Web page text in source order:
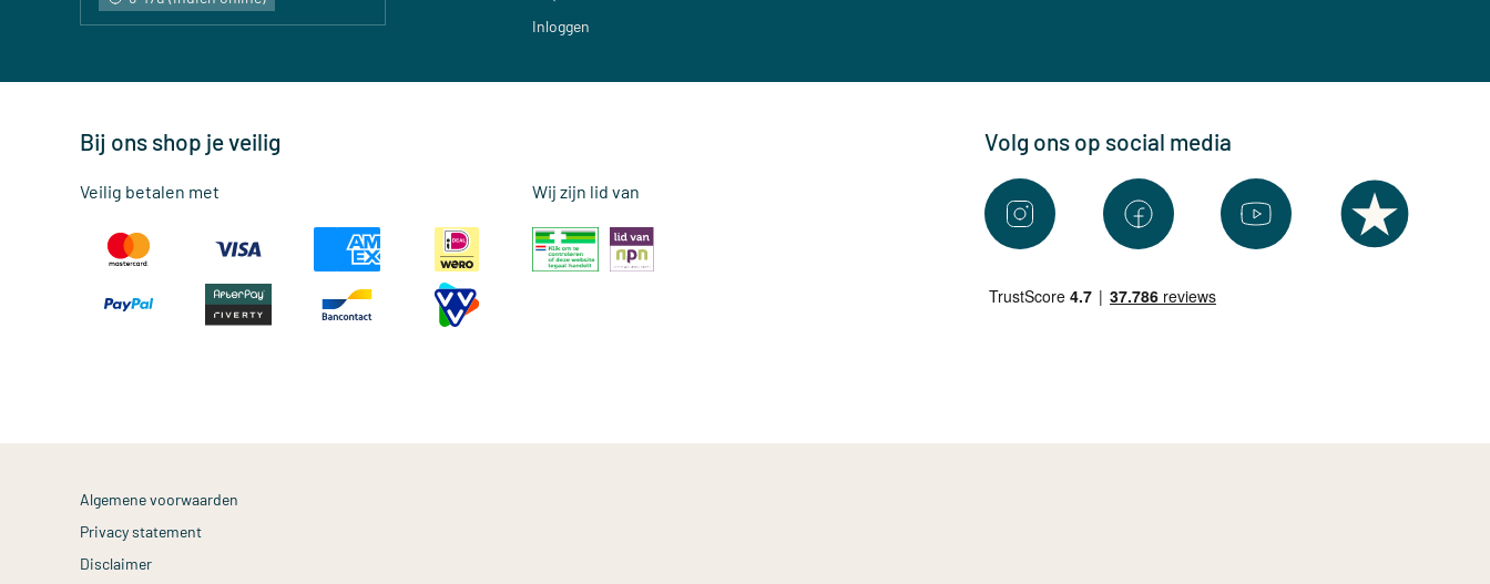
Inloggen
Bij ons shop je veilig
Veilig betalen met Wij zijn lid van
Volg ons op social media
Algemene voorwaarden
Privacy statement
Disclaimer